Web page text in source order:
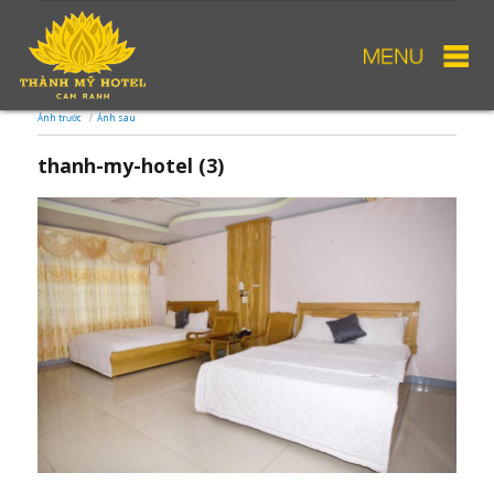
Ảnh trước Ảnh sau
thanh-my-hotel (3)